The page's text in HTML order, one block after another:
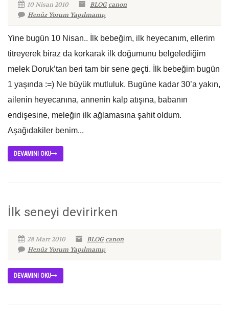
10 Nisan 2010 BLOG canon
Henüz Yorum Yapılmamış
Yine bugün 10 Nisan.. İlk bebeğim, ilk heyecanım, ellerim
titreyerek biraz da korkarak ilk doğumunu belgelediğim
melek Doruk’tan beri tam bir sene geçti. İlk bebeğim bugün
1 yaşında :=) Ne büyük mutluluk. Bugüne kadar 30’a yakın,
ailenin heyecanına, annenin kalp atışına, babanın
endişesine, meleğin ilk ağlamasına şahit oldum.
Aşağıdakiler benim...
DEVAMINI OKU
İlk seneyi devirirken
28 Mart 2010 BLOG canon
Henüz Yorum Yapılmamış
DEVAMINI OKU